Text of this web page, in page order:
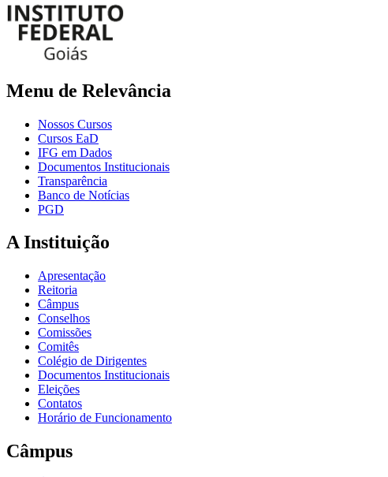
Menu de Relevância
Nossos Cursos
Cursos EaD
IFG em Dados
Documentos Institucionais
Transparência
Banco de Notícias
PGD
A Instituição
Apresentação
Reitoria
Câmpus
Conselhos
Comissões
Comitês
Colégio de Dirigentes
Documentos Institucionais
Eleições
Contatos
Horário de Funcionamento
Câmpus